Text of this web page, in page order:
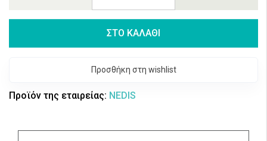
ΣΤΟ ΚΑΛΑΘΙ
Προσθήκη στη wishlist
Προϊόν της εταιρείας: NEDIS